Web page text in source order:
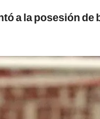
a la posesión